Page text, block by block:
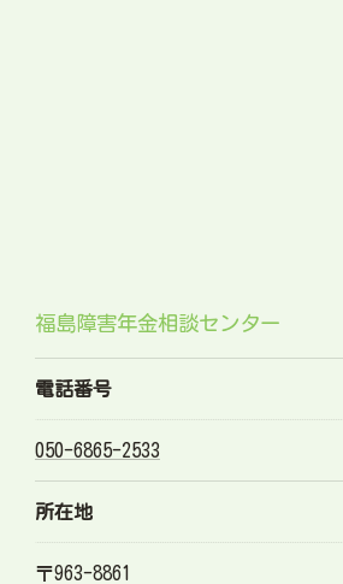
福島障害年金相談センター
電話番号
050-6865-2533
所在地
〒963-8861